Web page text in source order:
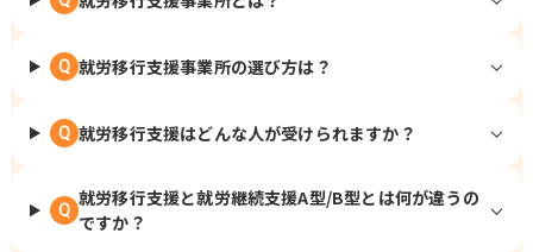
Q 就労移行支援事業所の選び方は？
Q 就労移行支援はどんな人が受けられますか？
Q
就労移行支援と就労継続支援A型/B型とは何が違うの
ですか？